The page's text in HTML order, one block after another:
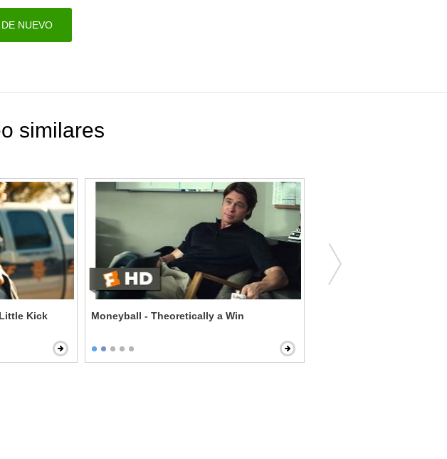
NUEVO
similares
Kick Moneyball - Theoretically a Win